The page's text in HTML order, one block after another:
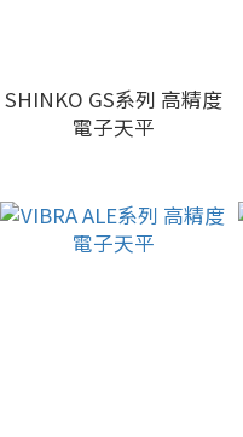
SHINKO GS系列 高精度
電子天平